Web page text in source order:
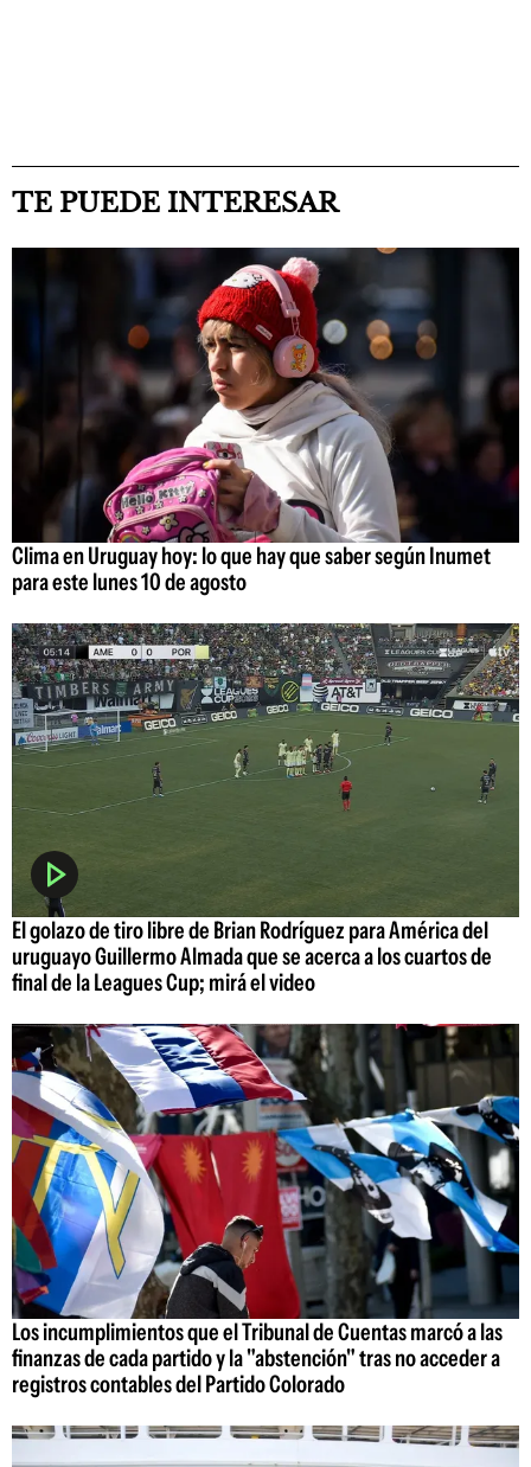
TE PUEDE INTERESAR
Clima en Uruguay hoy: lo que hay que saber según Inumet
para este lunes 10 de agosto
El golazo de tiro libre de Brian Rodríguez para América del
uruguayo Guillermo Almada que se acerca a los cuartos de
final de la Leagues Cup; mirá el video
Los incumplimientos que el Tribunal de Cuentas marcó a las
finanzas de cada partido y la "abstención" tras no acceder a
registros contables del Partido Colorado